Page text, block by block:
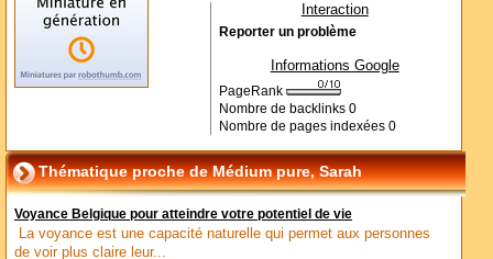
Interaction
Reporter un problème
Informations Google
PageRank
Nombre de backlinks 0
Nombre de pages indexées 0
Thématique proche de Médium pure, Sarah
Voyance Belgique pour atteindre votre potentiel de vie
La voyance est une capacité naturelle qui permet aux personnes
de voir plus claire leur...